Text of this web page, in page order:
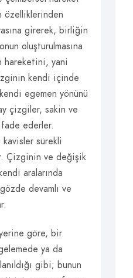
özelliklerinden
girerek, birliğin
oluşturulmasına
hareketini, yani
kendi içinde
egemen yönünü
çizgiler, sakin ve
ederler.
sürekli
Çizginin ve değişik
aralarında
devamlı ve
göre, bir
ya da
gibi; bunun